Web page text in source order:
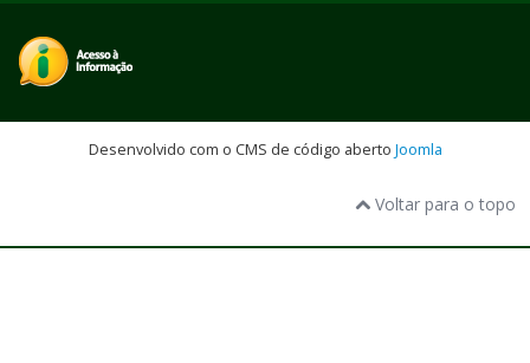
Desenvolvido com o CMS de código aberto Joomla
Voltar para o topo